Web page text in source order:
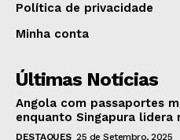
Política de privacidade
Minha conta
Últimas Notícias
Angola com passaportes
enquanto Singapura lidera
DESTAQUES 25 de Setembro, 2025